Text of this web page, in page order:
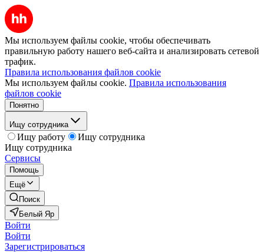
Мы используем файлы cookie, чтобы обеспечивать
правильную работу нашего веб-сайта и анализировать сетевой
трафик.
Правила использования файлов cookie
Мы используем файлы cookie. Правила использования
файлов cookie
Понятно
Ищу сотрудника
Ищу работу
Ищу сотрудника
Ищу сотрудника
Сервисы
Помощь
Ещё
Поиск
Белый Яр
Войти
Войти
Зарегистрироваться